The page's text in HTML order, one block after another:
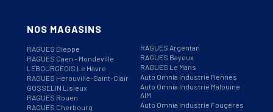
NOS MAGASINS
RAGUES Dieppe
RAGUES Caen – Mondeville
LEBOURGEOIS Le Havre
RAGUES Hérouville-Saint-Clair
GOSSELIN Lisieux
RAGUES Rouen
RAGUES Cherbourg
RAGUES Argentan
RAGUES Bayeux
RAGUES Le Mans
Auto Omnia Industrie Rennes
Auto Omnia Industrie Malouine
AIM
Auto Omnia Industrie Fougères